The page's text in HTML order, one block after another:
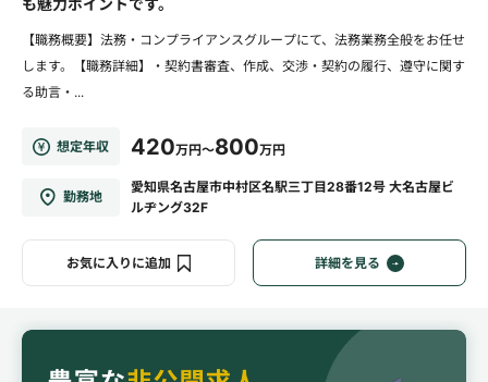
も魅力ポイントです。
【職務概要】法務・コンプライアンスグループにて、法務業務全般をお任せ
します。【職務詳細】・契約書審査、作成、交渉・契約の履行、遵守に関す
る助言・...
想定年収 420万円～800万円
勤務地
愛知県名古屋市中村区名駅三丁目28番12号 大名古屋ビ
ルヂング32F
お気に入りに追加 詳細を見る